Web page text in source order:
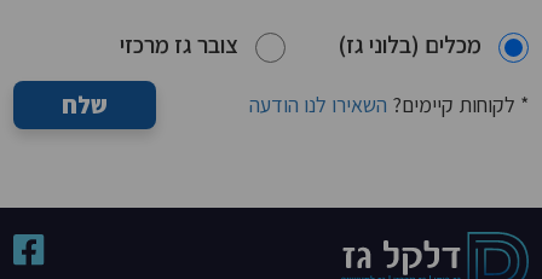
מכלים (בלוני גז)
צובר גז מרכזי
* לקוחות קיימים? השאירו לנו הודעה שלח